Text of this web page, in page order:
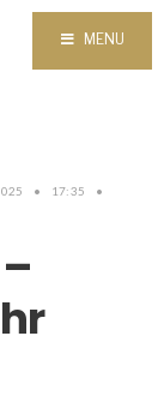
MENU
• 17:35
•